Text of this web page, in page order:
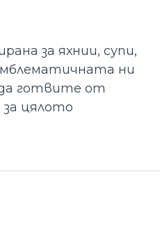
за яхнии, супи,
ни
готвите от
цялото